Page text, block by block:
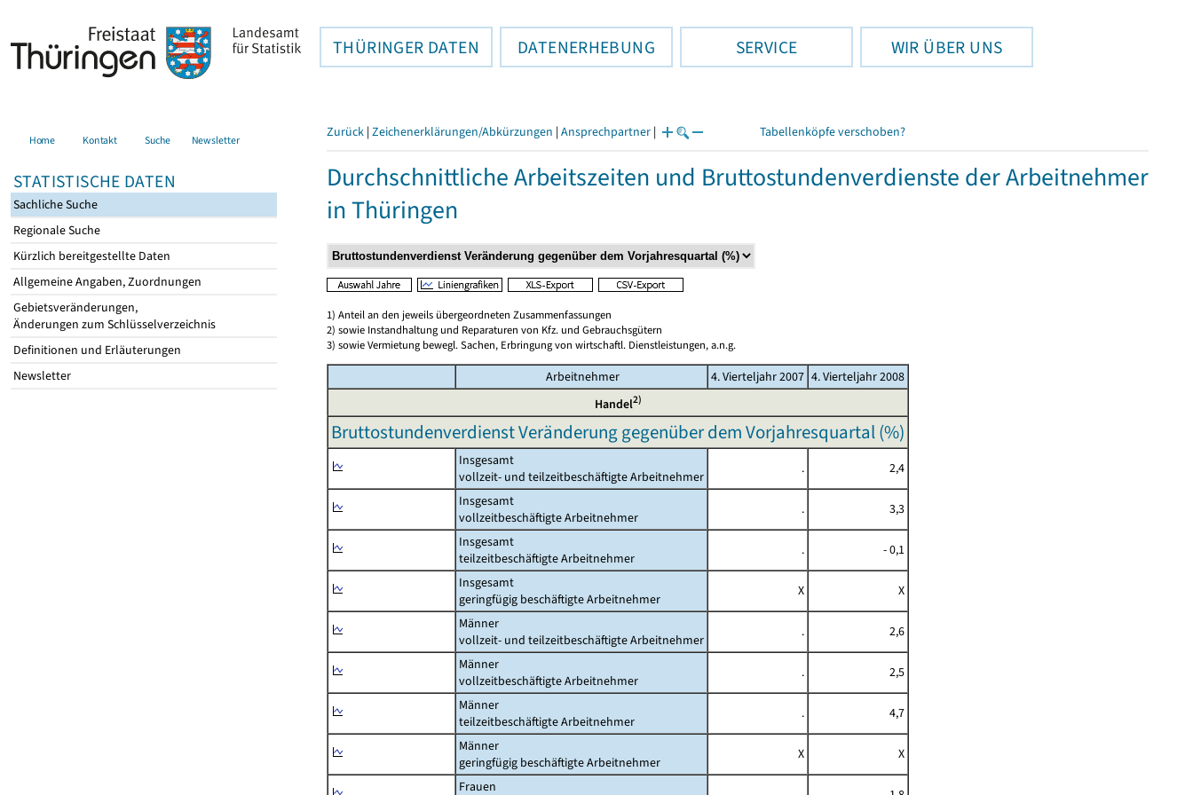
THÜRINGER DATEN DATENERHEBUNG SERVICE WIR ÜBER UNS
Home Kontakt Suche Newsletter
STATISTISCHE DATEN
Sachliche Suche
Regionale Suche
Kürzlich bereitgestellte Daten
Allgemeine Angaben, Zuordnungen
Gebietsveränderungen,
Änderungen zum Schlüsselverzeichnis
Definitionen und Erläuterungen
Newsletter
Zurück | Zeichenerklärungen/Abkürzungen | Ansprechpartner | Tabellenköpfe verschoben?
Durchschnittliche Arbeitszeiten und Bruttostundenverdienste der Arbeitnehmer
in Thüringen
1) Anteil an den jeweils übergeordneten Zusammenfassungen
2) sowie Instandhaltung und Reparaturen von Kfz. und Gebrauchsgütern
3) sowie Vermietung bewegl. Sachen, Erbringung von wirtschaftl. Dienstleistungen, a.n.g.
Arbeitnehmer 4. Vierteljahr 2007 4. Vierteljahr 2008
Handel2)
Bruttostundenverdienst Veränderung gegenüber dem Vorjahresquartal (%)
Insgesamt
vollzeit- und teilzeitbeschäftigte Arbeitnehmer
.
2,4
Insgesamt
vollzeitbeschäftigte Arbeitnehmer
.
3,3
Insgesamt
teilzeitbeschäftigte Arbeitnehmer
.
- 0,1
Insgesamt
geringfügig beschäftigte Arbeitnehmer
X
X
Männer
vollzeit- und teilzeitbeschäftigte Arbeitnehmer
.
2,6
Männer
vollzeitbeschäftigte Arbeitnehmer
.
2,5
Männer
teilzeitbeschäftigte Arbeitnehmer
.
4,7
Männer
geringfügig beschäftigte Arbeitnehmer
X
X
Frauen